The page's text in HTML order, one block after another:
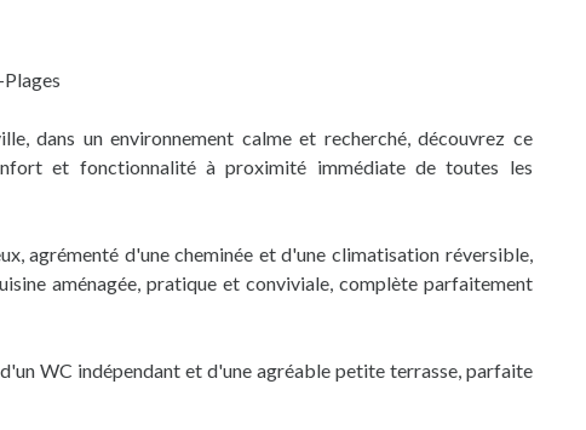
dans un environnement calme et recherché, découvrez ce
et fonctionnalité à proximité immédiate de toutes les
agrémenté d'une cheminée et d'une climatisation réversible,
aménagée, pratique et conviviale, complète parfaitement
WC indépendant et d'une agréable petite terrasse, parfaite